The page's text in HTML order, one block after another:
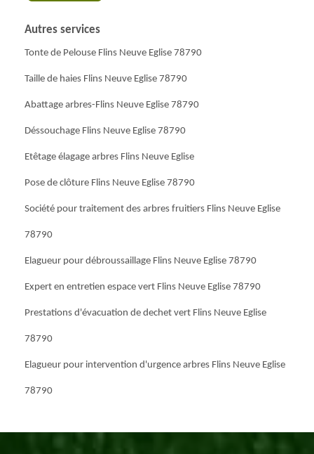
Autres services
Tonte de Pelouse Flins Neuve Eglise 78790
Taille de haies Flins Neuve Eglise 78790
Abattage arbres-Flins Neuve Eglise 78790
Déssouchage Flins Neuve Eglise 78790
Etêtage élagage arbres Flins Neuve Eglise
Pose de clôture Flins Neuve Eglise 78790
Société pour traitement des arbres fruitiers Flins Neuve Eglise
78790
Elagueur pour débroussaillage Flins Neuve Eglise 78790
Expert en entretien espace vert Flins Neuve Eglise 78790
Prestations d'évacuation de dechet vert Flins Neuve Eglise
78790
Elagueur pour intervention d'urgence arbres Flins Neuve Eglise
78790